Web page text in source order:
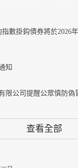
數掛鈎債券將於2026
知
限公司提醒公眾慎防偽
查看全部